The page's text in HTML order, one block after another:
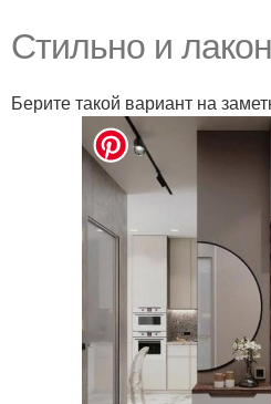
Стильно и
Берите такой вариант на